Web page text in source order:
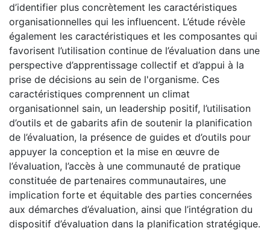
d’identifier plus concrètement les caractéristiques
organisationnelles qui les influencent. L’étude révèle
également les caractéristiques et les composantes qui
favorisent l’utilisation continue de l’évaluation dans une
perspective d’apprentissage collectif et d’appui à la
prise de décisions au sein de l'organisme. Ces
caractéristiques comprennent un climat
organisationnel sain, un leadership positif, l’utilisation
d’outils et de gabarits afin de soutenir la planification
de l’évaluation, la présence de guides et d’outils pour
appuyer la conception et la mise en œuvre de
l’évaluation, l’accès à une communauté de pratique
constituée de partenaires communautaires, une
implication forte et équitable des parties concernées
aux démarches d’évaluation, ainsi que l’intégration du
dispositif d’évaluation dans la planification stratégique.